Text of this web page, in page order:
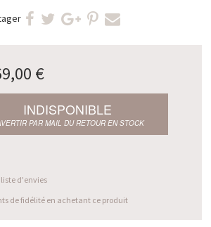
€
INDISPONIBLE
PAR MAIL DU RETOUR EN STOCK
d'envies
de fidélité en achetant ce produit